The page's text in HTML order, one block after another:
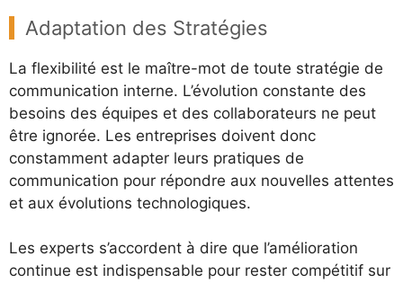
Adaptation des Stratégies
La flexibilité est le maître-mot de toute stratégie de
communication interne. L’évolution constante des
besoins des équipes et des collaborateurs ne peut
être ignorée. Les entreprises doivent donc
constamment adapter leurs pratiques de
communication pour répondre aux nouvelles attentes
et aux évolutions technologiques.
Les experts s’accordent à dire que l’amélioration
continue est indispensable pour rester compétitif sur